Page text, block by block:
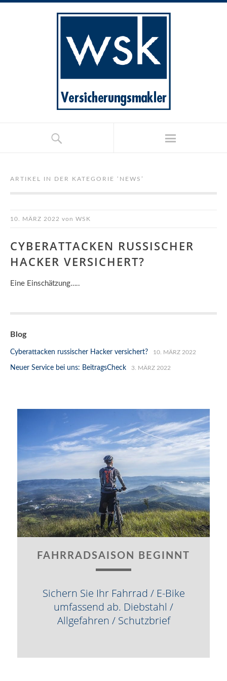
ARTIKEL IN DER KATEGORIE ‘ NEWS ’
10. MÄRZ 2022 von WSK
CYBERATTACKEN RUSSISCHER
HACKER VERSICHERT?
Eine Einschätzung…..
Blog
Cyberattacken russischer Hacker versichert? 10. MÄRZ 2022
Neuer Service bei uns: BeitragsCheck 3. MÄRZ 2022
FAHRRADSAISON BEGINNT
Sichern Sie Ihr Fahrrad / E-Bike
umfassend ab. Diebstahl /
Allgefahren / Schutzbrief